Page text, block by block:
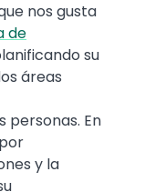
nos gusta
de
su
áreas
personas. En
y la